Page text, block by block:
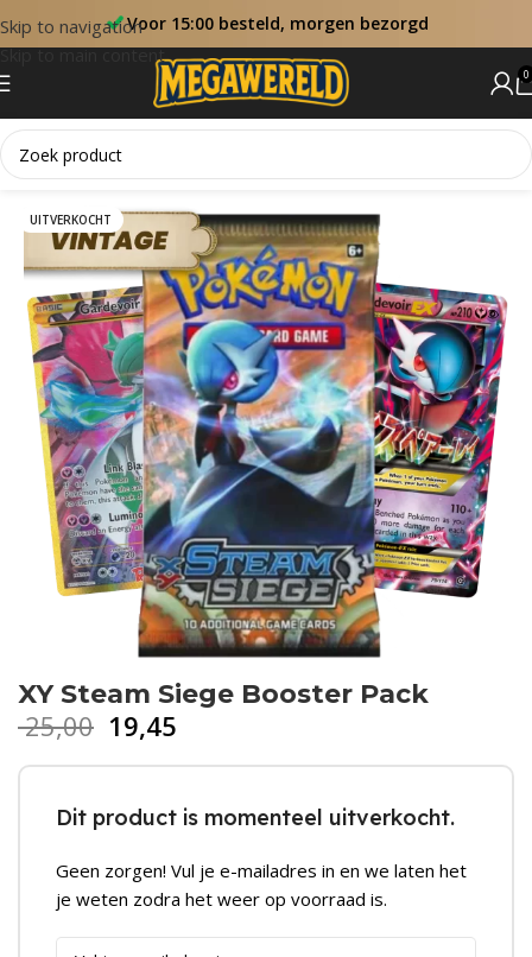
Skip to navigation
Skip to main content
Voor 15:00 besteld, morgen bezorgd
0
Home Booster Packs
UITVERKOCHT
XY Steam Siege Booster Pack
25,00 19,45
Dit product is momenteel uitverkocht.
Geen zorgen! Vul je e-mailadres in en we laten het
je weten zodra het weer op voorraad is.